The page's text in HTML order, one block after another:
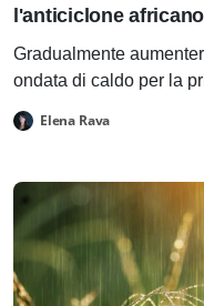
l'anticiclone africano
Gradualmente
ondata di caldo per la
Elena Rava